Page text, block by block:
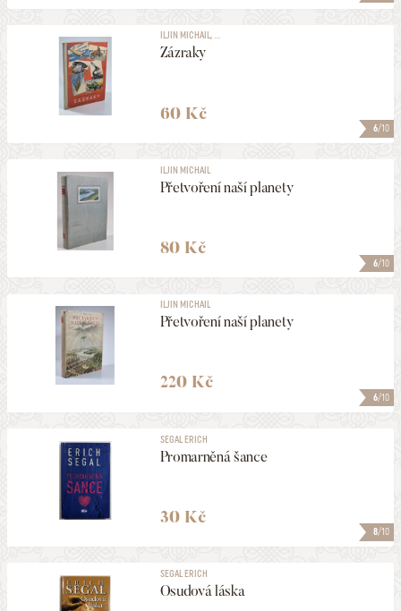
6/10
ILJIN MICHAIL, ...
Zázraky
60 Kč
6/10
ILJIN MICHAIL
Přetvoření naší planety
80 Kč
6/10
ILJIN MICHAIL
Přetvoření naší planety
220 Kč
8/10
SEGAL ERICH
Promarněná šance
30 Kč
SEGAL ERICH
Osudová láska